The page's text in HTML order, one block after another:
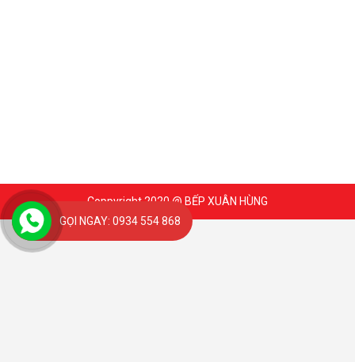
Coppyright 2020 @ BẾP XUÂN HÙNG
GỌI NGAY: 0934 554 868